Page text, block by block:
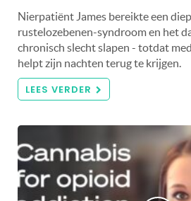
Nierpatiënt James bereikte een
rustelozebenen-syndroom en het
chronisch slecht slapen - totdat
helpt zijn nachten terug te krijgen.
LEES VERDER